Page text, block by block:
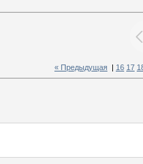
« Предыдущая 16 17